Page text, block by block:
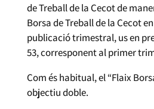
de Treball de la Cecot de
Borsa de Treball de la Cecot
publicació trimestral, us en
53, corresponent al primer
Com és habitual, el “Flaix
objectiu doble.